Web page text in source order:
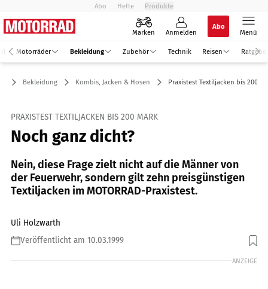
Abo Hefte Produkte
Marken Anmelden
Abo
Menü
Motorräder Bekleidung Zubehör Technik Reisen Ratgeber
Bekleidung Kombis, Jacken & Hosen Praxistest Textiljacken bis 200
PRAXISTEST TEXTILJACKEN BIS 200 MARK
Noch ganz dicht?
Nein, diese Frage zielt nicht auf die Männer von
der Feuerwehr, sondern gilt zehn preisgünstigen
Textiljacken im MOTORRAD-Praxistest.
Uli Holzwarth
Veröffentlicht am 10.03.1999
ANZEIGE